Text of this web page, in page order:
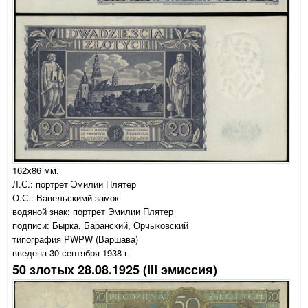
162х86 мм.
Л.С.: портрет Эмилии Плятер
О.С.: Вавельскимй замок
водяной знак: портрет Эмилии Плятер
подписи: Бырка, Баранский, Орчыковский
типография PWPW (Варшава)
введена 30 сентября 1938 г.
50 злотых 28.08.1925 (III эмиссия)